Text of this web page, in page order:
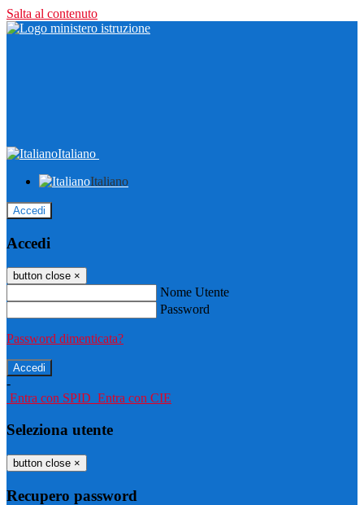
Salta al contenuto
Italiano
Italiano
Accedi
Accedi
button close ×
Nome Utente
Password
Password dimenticata?
-
Entra con SPID Entra con CIE
Seleziona utente
button close ×
Recupero password